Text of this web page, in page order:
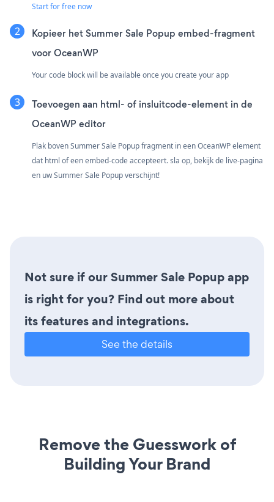
Start for free now
Kopieer het Summer Sale Popup embed-fragment
voor OceanWP
Your code block will be available once you create your app
Toevoegen aan html- of insluitcode-element in de
OceanWP editor
Plak boven Summer Sale Popup fragment in een OceanWP element
dat html of een embed-code accepteert. sla op, bekijk de live-pagina
en uw Summer Sale Popup verschijnt!
Not sure if our Summer Sale Popup app
is right for you? Find out more about
its features and integrations.
See the details
Remove the Guesswork of
Building Your Brand